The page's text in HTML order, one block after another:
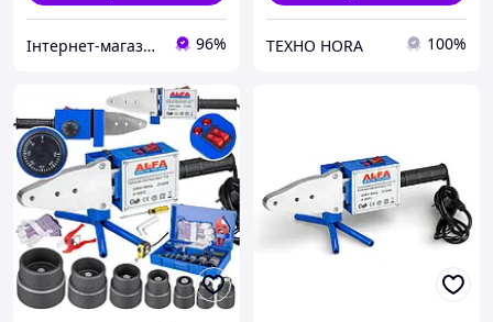
Інтернет-магазин "Little Sam" 96% TEXHO HORA 100%